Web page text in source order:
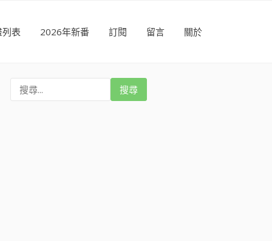
表 2026年新番 訂閱 留言 關於